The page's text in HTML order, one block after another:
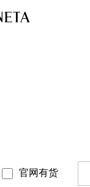
官网有货